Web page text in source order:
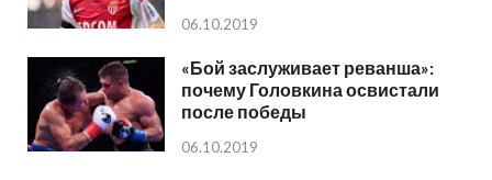
06.10.2019
«Бой заслуживает реванша»:
почему Головкина освистали
после победы
06.10.2019